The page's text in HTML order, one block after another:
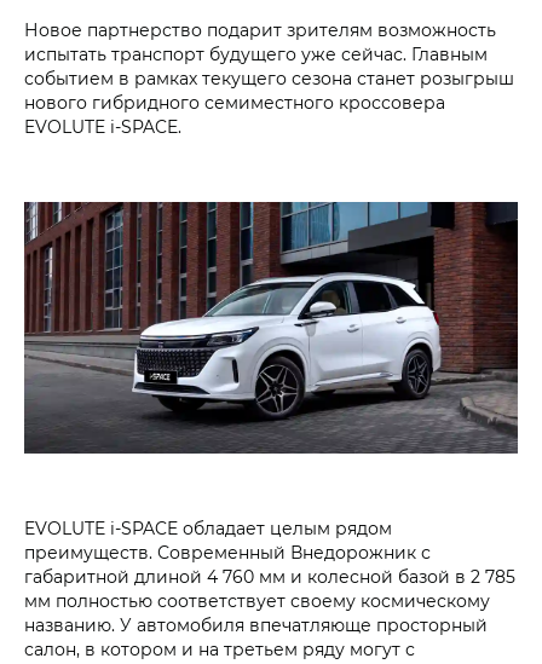
Новое партнерство подарит зрителям возможность
испытать транспорт будущего уже сейчас. Главным
событием в рамках текущего сезона станет розыгрыш
нового гибридного семиместного кроссовера
EVOLUTE i‑SPACE.
EVOLUTE i‑SPACE обладает целым рядом
преимуществ. Современный Внедорожник с
габаритной длиной 4 760 мм и колесной базой в 2 785
мм полностью соответствует своему космическому
названию. У автомобиля впечатляюще просторный
салон, в котором и на третьем ряду могут с